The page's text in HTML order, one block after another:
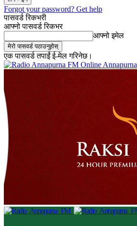
Forgot your password? Get help
पासवर्ड रिकभरी
आफ्नो पासवर्ड रिकभर
आफ्नो इमेल
एक पासवर्ड तपाईं ई-मेल गरिनेछ।
Online Annapurna